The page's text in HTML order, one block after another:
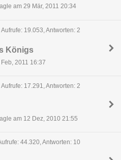
am 29 Mär, 2011 20:34
Aufrufe: 19.053, Antworten: 2
Königs
2011 16:37
Aufrufe: 17.291, Antworten: 2
am 12 Dez, 2010 21:55
44.320, Antworten: 10